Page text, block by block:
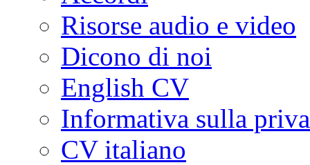
Risorse audio e video
Dicono di noi
English CV
Informativa sulla
CV italiano